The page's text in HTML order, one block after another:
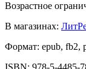
Возрастное
В магазинах:
Формат: epub, fb2,